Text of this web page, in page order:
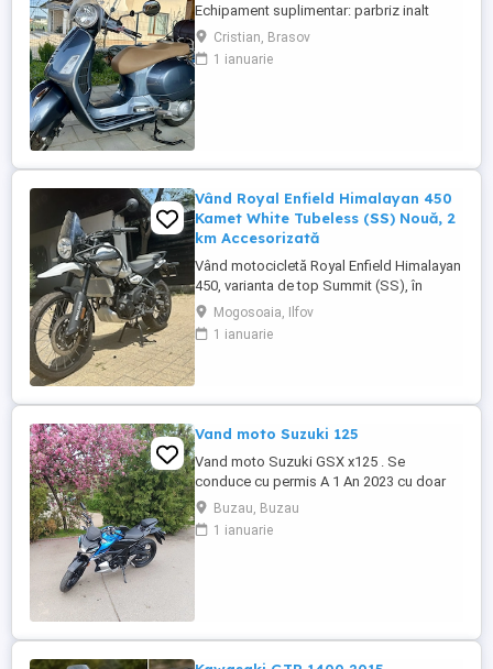
Echipament suplimentar: parbriz inalt
Faco (montat 2026), geanta portbagaj
Classic; prelungitor scarite pasager;
suspensie fata Bitubo si frane fata spate
Cristian, Brasov
1 ianuarie
Vând Royal Enfield Himalayan 450
Kamet White Tubeless (SS) Nouă, 2
km Accesorizată
Vând motocicletă Royal Enfield Himalayan
450, varianta de top Summit (SS), în
culoarea Kamet White, dotată din fabrică
cu jante Tubeless. Motocicleta este
practic nouă, neutilizată (2 km). A fost
2025. Se află în stare absolut ...
Mogosoaia, Ilfov
1 ianuarie
Vand moto Suzuki 125
Vand moto Suzuki GSX x125 . Se
conduce cu permis A 1 An 2023 cu doar
5000km Stare impecabila , fara cazaturi
ITP valabil pana in noiembrie 2027 Revizii
si schimb de ulei in service autorizat
Buzau, Buzau
1 ianuarie